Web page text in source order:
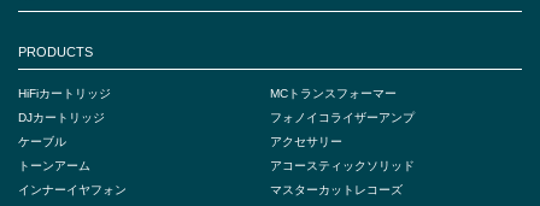
PRODUCTS
HiFiカートリッジ
DJカートリッジ
ケーブル
トーンアーム
インナーイヤフォン
MCトランスフォーマー
フォノイコライザーアンプ
アクセサリー
アコースティックソリッド
マスターカットレコーズ